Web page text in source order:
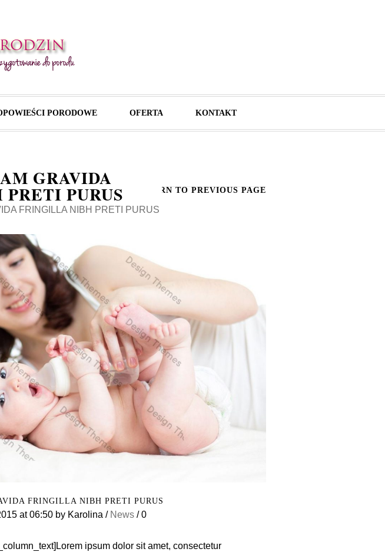
PORODOWE OFERTA KONTAKT
GRAVIDA
PURUS
FRINGILLA NIBH PRETI PURUS
RETURN TO PREVIOUS PAGE
FRINGILLA NIBH PRETI PURUS
at 06:50 by Karolina / News /0
ipsum dolor sit amet, consectetur